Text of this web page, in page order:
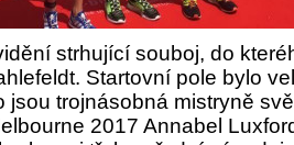
strhující souboj, do
Startovní pole bylo
jsou trojnásobná mistryně
2017 Annabel